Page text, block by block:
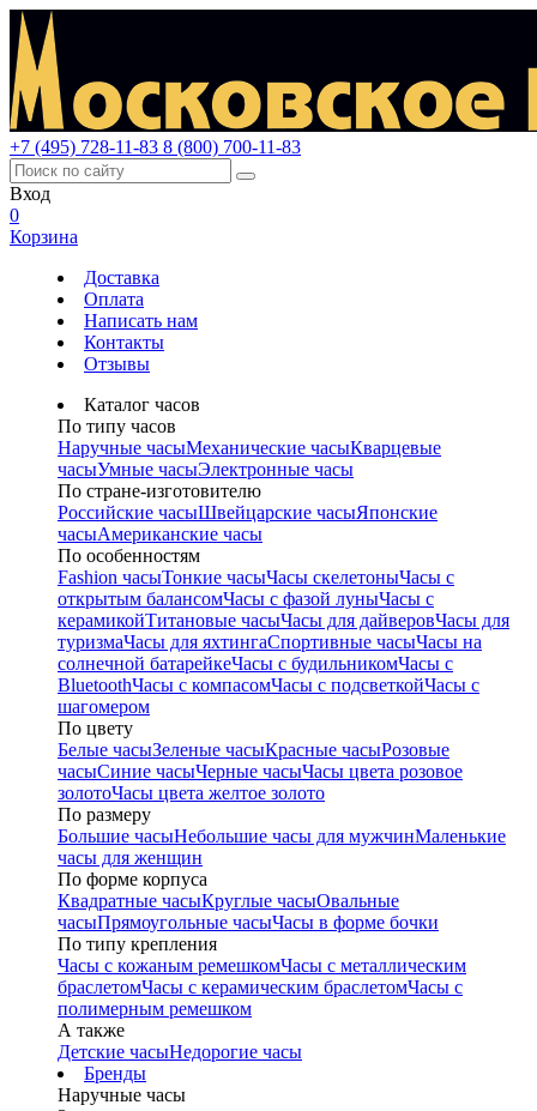
+7 (495) 728-11-83 8 (800) 700-11-83
Вход
0
Корзина
Доставка
Оплата
Написать нам
Контакты
Отзывы
Каталог часов
По типу часов
Наручные часыМеханические часыКварцевые
часыУмные часыЭлектронные часы
По стране-изготовителю
Российские часыШвейцарские часыЯпонские
часыАмериканские часы
По особенностям
Fashion часыТонкие часыЧасы скелетоныЧасы с
открытым балансомЧасы с фазой луныЧасы с
керамикойТитановые часыЧасы для дайверовЧасы для
туризмаЧасы для яхтингаСпортивные часыЧасы на
солнечной батарейкеЧасы с будильникомЧасы с
BluetoothЧасы с компасомЧасы с подсветкойЧасы с
шагомером
По цвету
Белые часыЗеленые часыКрасные часыРозовые
часыСиние часыЧерные часыЧасы цвета розовое
золотоЧасы цвета желтое золото
По размеру
Большие часыНебольшие часы для мужчинМаленькие
часы для женщин
По форме корпуса
Квадратные часыКруглые часыОвальные
часыПрямоугольные часыЧасы в форме бочки
По типу крепления
Часы с кожаным ремешкомЧасы с металлическим
браслетомЧасы с керамическим браслетомЧасы с
полимерным ремешком
А также
Детские часыНедорогие часы
Бренды
Наручные часы